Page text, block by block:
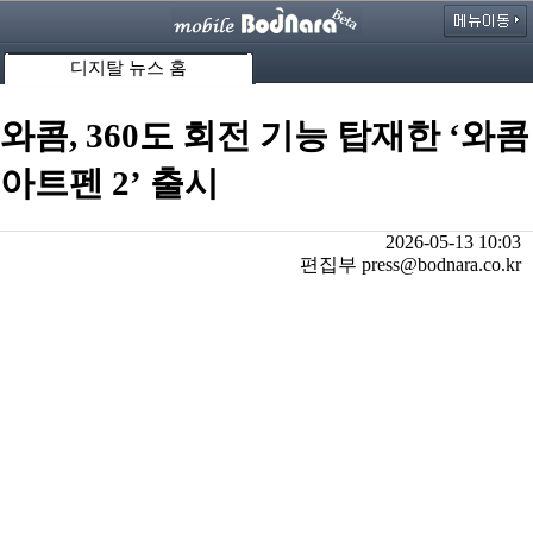
디지탈 뉴스 홈
와콤, 360도 회전 기능 탑재한 ‘와콤
아트펜 2’ 출시
2026-05-13 10:03
편집부 press@bodnara.co.kr